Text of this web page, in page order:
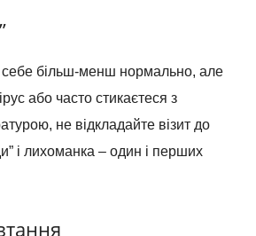
себе більш-менш нормально, але
або часто стикаєтеся з
не відкладайте візит до
і лихоманка – один і перших